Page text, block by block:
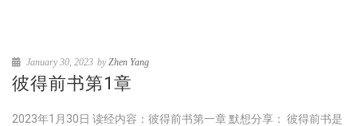
January 30, 2023 byZhen Yang
彼得前书第1章
2023年1月30日 读经内容：彼得前书第一章 默想分享： 彼得前书是